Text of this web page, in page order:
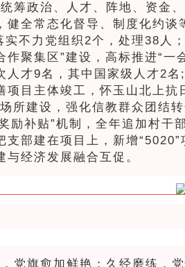
筹政治、人才、阵地、资金
健全常态化督导、制度化约谈
实不力党组织2个，处理38人
作聚集区”建设，高标推进“
人才9名，其中国家级人才2
项目主体竣工，怀玉山北上
所建设，强化信教群众团结
励补贴”机制，全年追加村干
支部建在项目上，新增
与经济发展融合互促。
党旗愈加鲜艳；久经磨练，